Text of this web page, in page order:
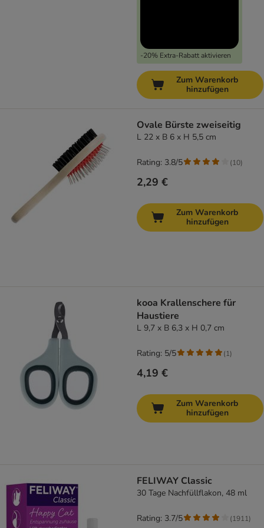
-20% Extra-Rabatt aktivieren
Zum Warenkorb
hinzufügen
Ovale Bürste zweiseitig
L 22 x B 6 x H 5,5 cm
2,29 €
Rating: 3.8/5 (10)
Zum Warenkorb
hinzufügen
kooa Krallenschere für
Haustiere
L 9,7 x B 6,3 x H 0,7 cm
4,19 €
Rating: 5/5 (1)
Zum Warenkorb
hinzufügen
FELIWAY Classic
30 Tage Nachfüllflakon, 48 ml
Rating: 3.7/5 (1911)